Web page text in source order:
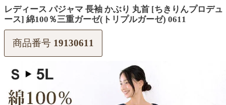
レディース パジャマ 長袖 かぶり 丸首 [ちきりんプロデュ
ース] 綿100％三重ガーゼ(トリプルガーゼ) 0611
商品番号 19130611